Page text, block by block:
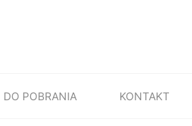
DO POBRANIA KONTAKT